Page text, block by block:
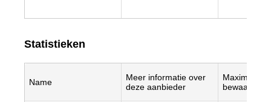
Statistieken
Name
Meer informatie over
deze aanbieder
Maximale